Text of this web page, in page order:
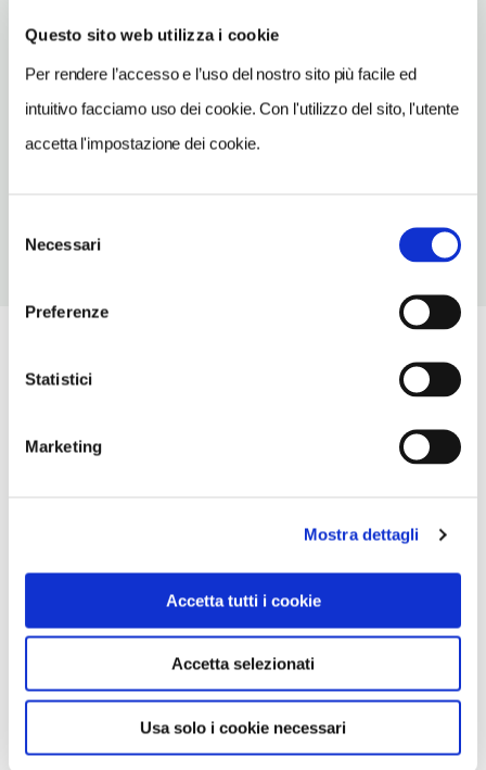
Questo sito web utilizza i cookie
Per rendere l’accesso e l’uso del nostro sito più facile ed
intuitivo facciamo uso dei cookie. Con l'utilizzo del sito, l'utente
accetta l'impostazione dei cookie.
delNecessari
Preferenze
Statistici
Marketing
Mostra dettagli
Accetta tutti i cookie
Accetta selezionati
Usa solo i cookie necessari
3283143163-3357810652
NUMERO CAMERE
2
ORARI DI APERTURA